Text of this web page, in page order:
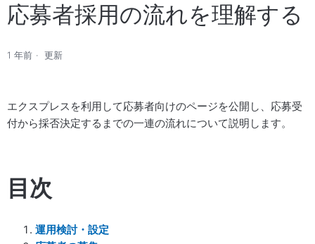
応募者採用の流れを理解する
1 年前 更新
エクスプレスを利用して応募者向けのページを公開し、応募受
付から採否決定するまでの一連の流れについて説明します。
目次
運用検討・設定